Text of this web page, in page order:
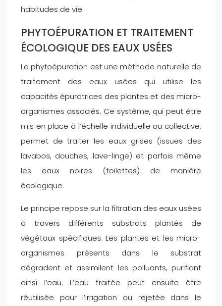
habitudes de vie.
PHYTOÉPURATION ET TRAITEMENT
ÉCOLOGIQUE DES EAUX USÉES
La phytoépuration est une méthode naturelle de
traitement des eaux usées qui utilise les
capacités épuratrices des plantes et des micro-
organismes associés. Ce système, qui peut être
mis en place à l’échelle individuelle ou collective,
permet de traiter les eaux grises (issues des
lavabos, douches, lave-linge) et parfois même
les eaux noires (toilettes) de manière
écologique.
Le principe repose sur la filtration des eaux usées
à travers différents substrats plantés de
végétaux spécifiques. Les plantes et les micro-
organismes présents dans le substrat
dégradent et assimilent les polluants, purifiant
ainsi l’eau. L’eau traitée peut ensuite être
réutilisée pour l’irrigation ou rejetée dans le